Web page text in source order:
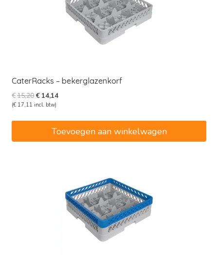
CaterRacks – bekerglazenkorf
€15,20Oorspronkelijke
prijs
€ 14,14Huidige
(€ 17,11 incl. btw)
Toevoegen aan winkelwagen